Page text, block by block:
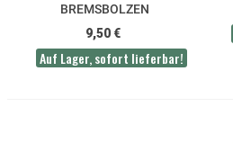
BREMSBOLZEN
9,50 €
Auf Lager, sofort lieferbar!